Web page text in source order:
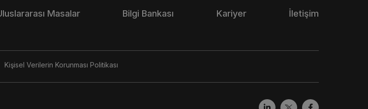
Masalar Bilgi Bankası Kariyer İletişim
Kişisel Verilerin Korunması Politikası